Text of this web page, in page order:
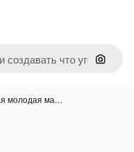
Поиск
молодая ма…